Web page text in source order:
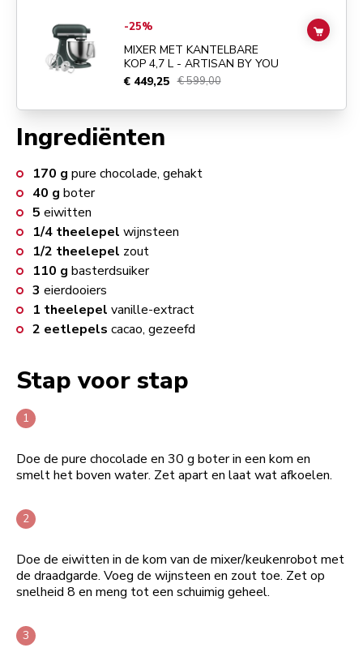
Ingrediënten
170 g pure chocolade, gehakt
40 g boter
5 eiwitten
1/4 theelepel wijnsteen
1/2 theelepel zout
110 g basterdsuiker
3 eierdooiers
1 theelepel vanille-extract
2 eetlepels cacao, gezeefd
Stap voor stap
Doe de pure chocolade en 30 g boter in een kom en
smelt het boven water. Zet apart en laat wat afkoelen.
Doe de eiwitten in de kom van de mixer/keukenrobot met
de draadgarde. Voeg de wijnsteen en zout toe. Zet op
snelheid 8 en meng tot een schuimig geheel.
Go toMIXER MET KANTELBARE KOP 4,7 L - ARTISAN BY YOU
-25%
MIXER MET KANTELBARE
KOP 4,7 L - ARTISAN BY YOU
€ 449,25 € 599,00
ADD